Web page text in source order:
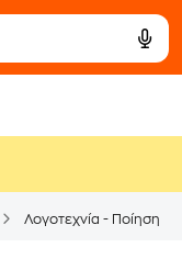
Λογοτεχνία - Ποίηση